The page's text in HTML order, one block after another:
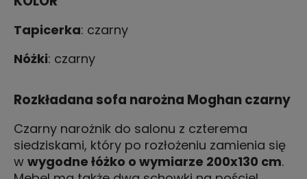
Tapicerka: czarny
Nóżki: czarny
Rozkładana sofa narożna Moghan czarny
Czarny narożnik do salonu z czterema
siedziskami, który po rozłożeniu zamienia się
w wygodne łóżko o wymiarze 200x130 cm.